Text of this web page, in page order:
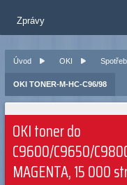
Zprávy
Úvod OKI
OKI TONER-M-HC-C96/98
OKI toner do
C9600/C9650/
MAGENTA, 15 000